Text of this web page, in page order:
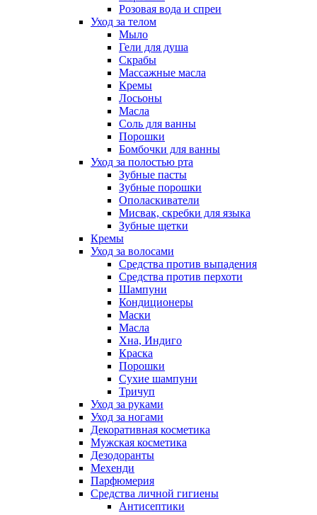
Розовая вода и спреи
Уход за телом
Мыло
Гели для душа
Скрабы
Массажные масла
Кремы
Лосьоны
Масла
Соль для ванны
Порошки
Бомбочки для ванны
Уход за полостью рта
Зубные пасты
Зубные порошки
Ополаскиватели
Мисвак, скребки для языка
Зубные щетки
Кремы
Уход за волосами
Средства против выпадения
Средства против перхоти
Шампуни
Кондиционеры
Маски
Масла
Хна, Индиго
Краска
Порошки
Сухие шампуни
Тричуп
Уход за руками
Уход за ногами
Декоративная косметика
Мужская косметика
Дезодоранты
Мехенди
Парфюмерия
Средства личной гигиены
Антисептики